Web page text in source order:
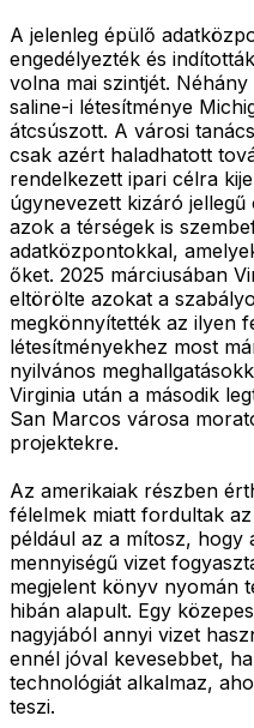
A jelenleg épülő
engedélyezték és
volna mai szintjét.
saline-i létesítménye
átcsúszott. A városi
csak azért haladhatott
rendelkezett ipari célra
úgynevezett kizáró
azok a térségek is
adatközpontokkal,
őket. 2025 márciusában
eltörölte azokat a
megkönnyítették az ilyen
létesítményekhez most
nyilvános
Virginia után a második
San Marcos városa
projektekre.
Az amerikaiak részben
félelmek miatt fordultak
például az a mítosz, hogy
mennyiségű vizet
megjelent könyv nyomán
hibán alapult. Egy
nagyjából annyi vizet
ennél jóval kevesebbet,
technológiát alkalmaz,
teszi.